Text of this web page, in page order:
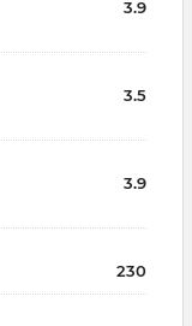
3.9
3.5
3.9
230